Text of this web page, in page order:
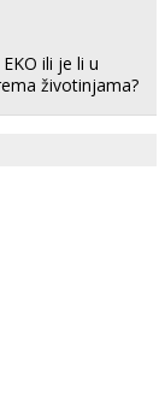
ili je li u
životinjama?